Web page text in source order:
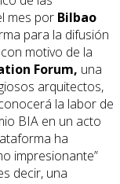
mes por Bilbao
para la difusión
motivo de la
Forum, una
arquitectos,
la labor de
BIA en un acto
ha
impresionante”
decir, una